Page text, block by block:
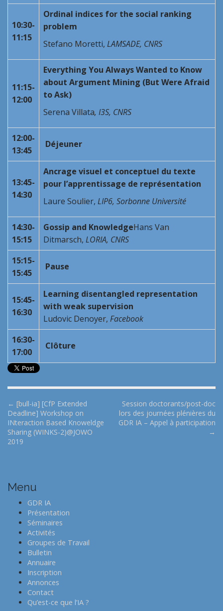
10:30-
11:15
Ordinal indices for the social ranking
problem
Stefano Moretti, LAMSADE, CNRS
11:15-
12:00
Everything You Always Wanted to Know
about Argument Mining (But Were Afraid
to Ask)
Serena Villata, I3S, CNRS
12:00-
13:45
Déjeuner
13:45-
14:30
Ancrage visuel et conceptuel du texte
pour l’apprentissage de représentation
Laure Soulier, LIP6, Sorbonne Université
14:30-
15:15
Gossip and KnowledgeHans Van
Ditmarsch, LORIA, CNRS
15:15-
15:45
Pause
15:45-
16:30
Learning disentangled representation
with weak supervision
Ludovic Denoyer, Facebook
16:30-
17:00
Clôture
P
o
s
t
v
i
← [bull-ia] [CfP Extended
Deadline] Workshop on
INteraction Based Knoweldge
Sharing (WINKS-2)@JOWO
2019
Session doctorants/post-doc
lors des journées plénières du
GDR IA – Appel à participation
→
Menu
GDR IA
Présentation
Séminaires
Activités
Groupes de Travail
Bulletin
Annuaire
Inscription
Annonces
Contact
Qu’est-ce que l’IA ?